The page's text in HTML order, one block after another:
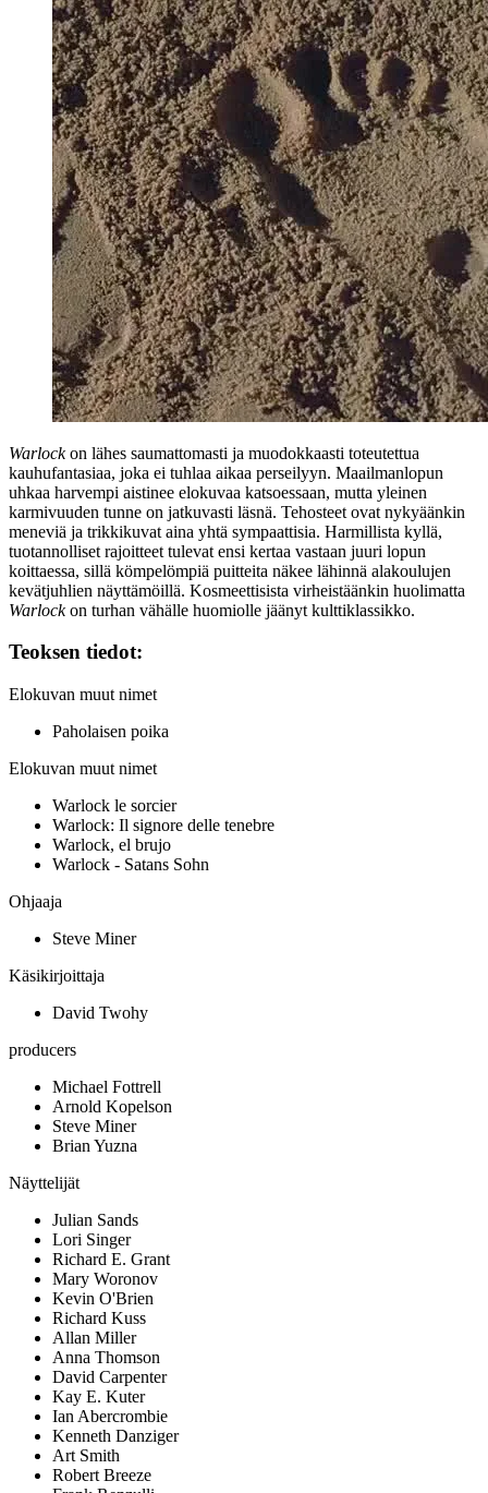
Warlockon lähes saumattomasti ja muodokkaasti toteutettua
kauhufantasiaa, joka ei tuhlaa aikaa perseilyyn. Maailmanlopun
uhkaa harvempi aistinee elokuvaa katsoessaan, mutta yleinen
karmivuuden tunne on jatkuvasti läsnä. Tehosteet ovat nykyäänkin
meneviä ja trikkikuvat aina yhtä sympaattisia. Harmillista kyllä,
tuotannolliset rajoitteet tulevat ensi kertaa vastaan juuri lopun
koittaessa, sillä kömpelömpiä puitteita näkee lähinnä alakoulujen
kevätjuhlien näyttämöillä. Kosmeettisista virheistäänkin huolimatta
Warlockon turhan vähälle huomiolle jäänyt kulttiklassikko.
Teoksen tiedot:
Elokuvan muut nimet
Paholaisen poika
Elokuvan muut nimet
Warlock le sorcier
Warlock: Il signore delle tenebre
Warlock, el brujo
Warlock - Satans Sohn
Ohjaaja
Steve Miner
Käsikirjoittaja
David Twohy
producers
Michael Fottrell
Arnold Kopelson
Steve Miner
Brian Yuzna
Näyttelijät
Julian Sands
Lori Singer
Richard E. Grant
Mary Woronov
Kevin O'Brien
Richard Kuss
Allan Miller
Anna Thomson
David Carpenter
Kay E. Kuter
Ian Abercrombie
Kenneth Danziger
Art Smith
Robert Breeze